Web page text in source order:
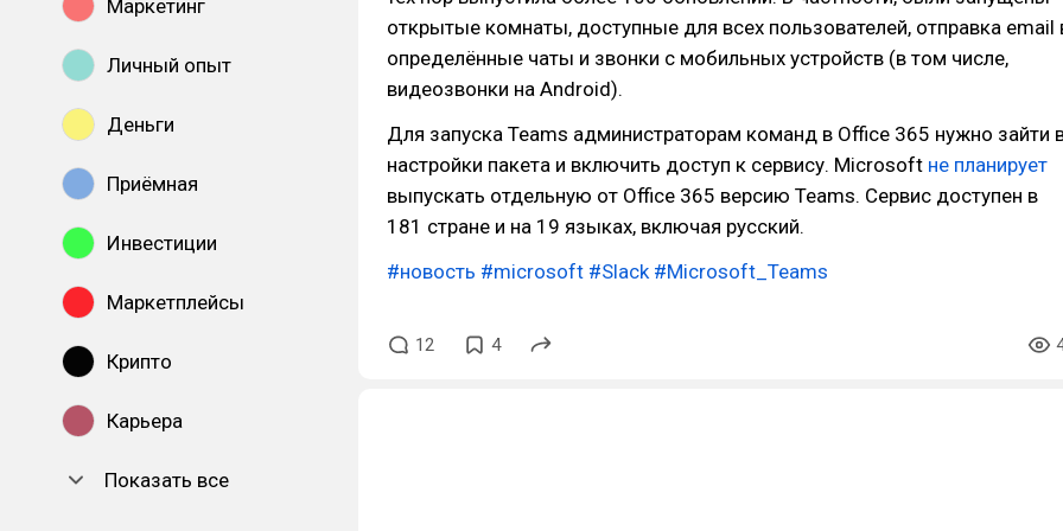
Маркетинг
Личный опыт
Деньги
Приёмная
Инвестиции
Маркетплейсы
Крипто
Карьера
Показать все
открытые комнаты, доступные для всех пользователей, отправка email
определённые чаты и звонки с мобильных устройств (в том числе,
видеозвонки на Android).
Для запуска Teams администраторам команд в Office 365 нужно зайти
настройки пакета и включить доступ к сервису. Microsoft не планирует
выпускать отдельную от Office 365 версию Teams. Сервис доступен в
181 стране и на 19 языках, включая русский.
#новость #microsoft #Slack #Microsoft_Teams
12 4